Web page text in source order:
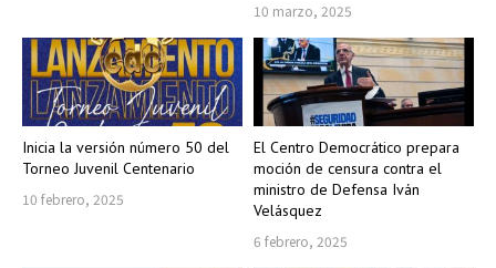
10 marzo, 2025
Inicia la versión número 50 del
Torneo Juvenil Centenario
10 febrero, 2025
El Centro Democrático prepara
moción de censura contra el
ministro de Defensa Iván
Velásquez
6 febrero, 2025